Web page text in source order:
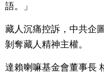
語。」
藏人沉痛控訴，中共企
剝奪藏人精神主權。
達賴喇嘛基金會董事長